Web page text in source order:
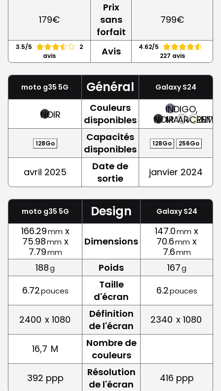
179€
Prix
sans
forfait
799€
3.5/5
2
avis
Avis
4.62/5
227 avis
moto g35 5G Général Galaxy S24
NOIR
Couleurs
disponibles
NOIR
INDIGO,
MAUVE
ARGENT
CREME
128Go
Capacités
disponibles
128Go 256Go
avril 2025
Date de
sortie
janvier 2024
moto g35 5G Design Galaxy S24
166.29mm x
75.98mm x
7.79mm
Dimensions
147.0mm x
70.6mm x
7.6mm
188g Poids 167g
6.72pouces
Taille
d'écran
6.2pouces
2400 x 1080
Définition
de l'écran
2340 x 1080
16,7 M
Nombre de
couleurs
392 ppp
Résolution
de l'écran
416 ppp